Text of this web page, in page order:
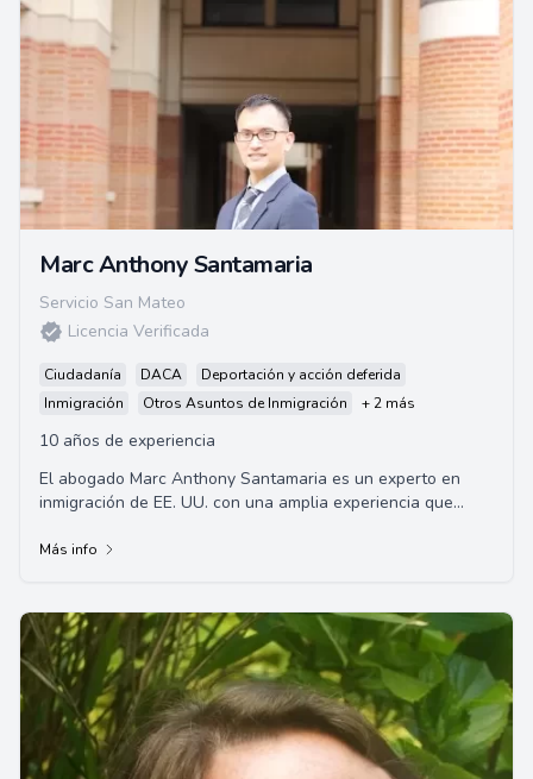
Marc Anthony Santamaria
Servicio San Mateo
Licencia Verificada
Ciudadanía DACA
Deportación y acción deferida
Inmigración
Otros Asuntos de Inmigración + 2 más
10 años de experiencia
El abogado Marc Anthony Santamaria es un experto en
inmigración de EE. UU. con una amplia experiencia que
Más info